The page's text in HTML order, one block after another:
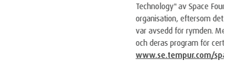
Technology" av Space Foundation, en amerikansk ideell
organisation, eftersom det innehåller teknik som ursprungligen
var avsedd för rymden. Mer information om Space Foundation
och deras program för certifierad rymdteknologi finns på
www.se.tempur.com/spacefoundation.html